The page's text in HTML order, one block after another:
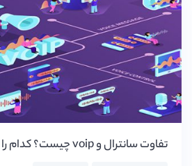
تفاوت سانترال و voip چیست؟ کدام را انتخاب کنیم؟